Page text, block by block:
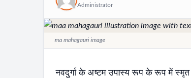
Administrator
ma mahagauri image
नवदुर्गा के अष्टम उपास्य रूप के रूप में